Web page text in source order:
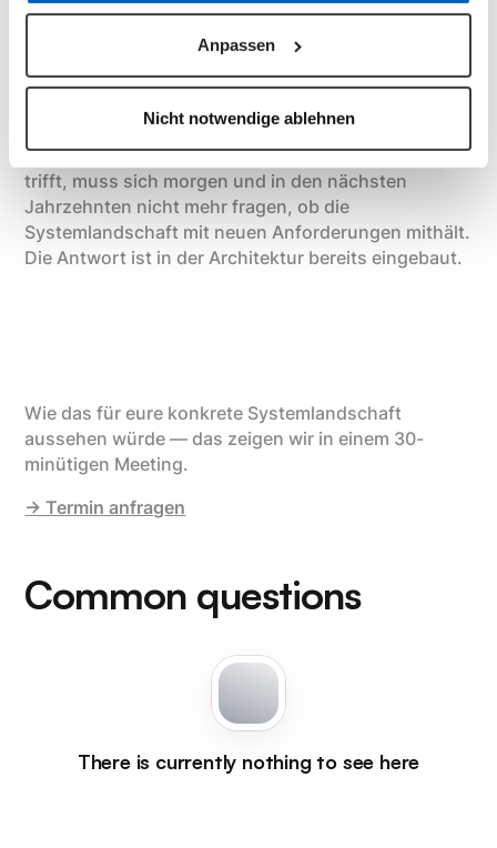
Anpassen
Nicht notwendige ablehnen
ermöglicht Entscheidungsfreiheit darüber, was und
wie schnell migriert werden soll. Cloud-native hält
die Plattform aktuell. Und Vertical AI fängt den
Fachkräftemangel und Routineaufgaben strukturell
Wer heute die richtige Architekturentscheidung
trifft, muss sich morgen und in den nächsten
Jahrzehnten nicht mehr fragen, ob die
Systemlandschaft mit neuen Anforderungen mithält.
Die Antwort ist in der Architektur bereits eingebaut.
Wie das für eure konkrete Systemlandschaft
aussehen würde — das zeigen wir in einem 30-
minütigen Meeting.
→ Termin anfragen
Common questions
There is currently nothing to see here